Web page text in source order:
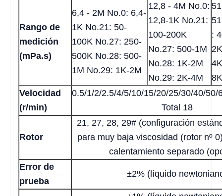
Rango de
medición
(mPa.s)
6,4 - 2M No.0: 6,4-
1K No.21: 50-
100K No.27: 250-
500K No.28: 500-
1M No.29: 1K-2M
12,8 - 4M No.0:
12,8-1K No.21:
100-200K
No.27: 500-1M
No.28: 1K-2M
No.29: 2K-4M
:
Velocidad
(r/min)
0.5/1/2/2.5/4/5/10/15/20/25/30/40/50/
Total 18
Rotor
21, 27, 28, 29# (configuración
para muy baja viscosidad (rotor nº
calentamiento separado
Error de
prueba
±2% (líquido